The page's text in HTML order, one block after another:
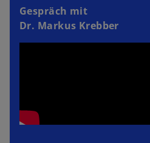
Gespräch mit
Dr. Markus Krebber